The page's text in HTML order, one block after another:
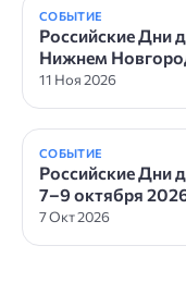
СОБЫТИЕ
Российские Дни
Нижнем
11 Ноя 2026
СОБЫТИЕ
Российские Дни
7–9 октября
7 Окт 2026